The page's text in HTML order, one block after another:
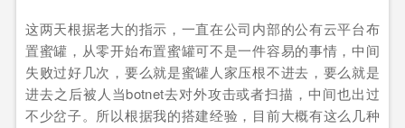
这两天根据老大的指示，一直在公司内部的公有云平台布
置蜜罐，从零开始布置蜜罐可不是一件容易的事情，中间
失败过好几次，要么就是蜜罐人家压根不进去，要么就是
进去之后被人当botnet去对外攻击或者扫描，中间也出过
不少岔子。所以根据我的搭建经验，目前大概有这么几种